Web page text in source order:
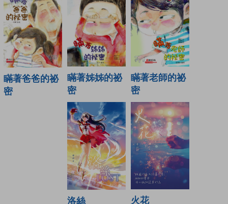
瞞著爸爸的祕
密
瞞著姊姊的祕
密
瞞著老師的祕
密
洛絲 火花